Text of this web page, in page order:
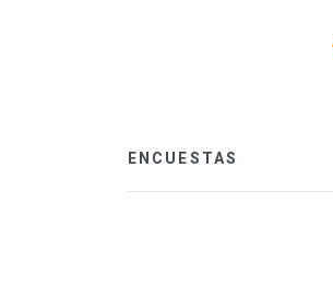
ENCUESTAS